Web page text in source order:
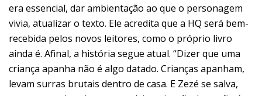
era essencial, dar ambientação ao que o personagem
vivia, atualizar o texto. Ele acredita que a HQ será bem-
recebida pelos novos leitores, como o próprio livro
ainda é. Afinal, a história segue atual. “Dizer que uma
criança apanha não é algo datado. Crianças apanham,
levam surras brutais dentro de casa. E Zezé se salva,